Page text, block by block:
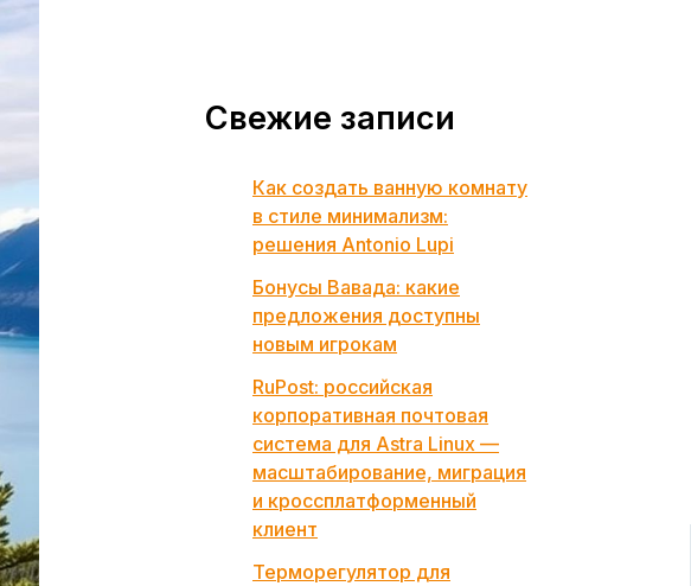
Свежие записи
Как создать ванную комнату
в стиле минимализм:
решения Antonio Lupi
Бонусы Вавада: какие
предложения доступны
новым игрокам
RuPost: российская
корпоративная почтовая
система для Astra Linux —
масштабирование, миграция
и кроссплатформенный
клиент
Терморегулятор для